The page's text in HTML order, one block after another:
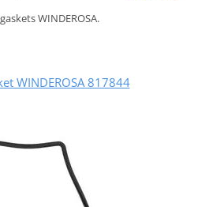
WINDEROSA.
WINDEROSA 817844